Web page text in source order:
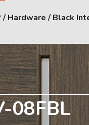
/ Hardware / Black
08FBL